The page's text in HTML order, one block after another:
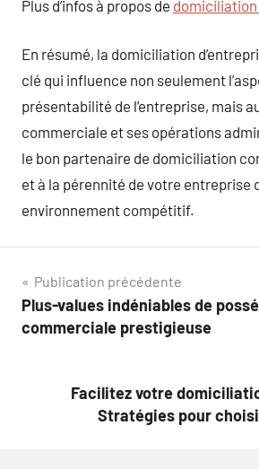
Plus d’infos à propos de domiciliation
En résumé, la domiciliation
clé qui influence non seulement
présentabilité de l’entreprise, mais
commerciale et ses opérations
le bon partenaire de domiciliation
et à la pérennité de votre entreprise
environnement compétitif.
Navigation
de
Publication précédente
Plus-values indéniables de
commerciale prestigieuse
Facilitez votre
Stratégies pour